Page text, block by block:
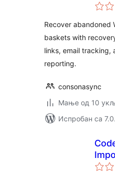
Recover abandoned
baskets with
links, email tracking,
reporting.
consonasync
Мање од 10
Испробан са